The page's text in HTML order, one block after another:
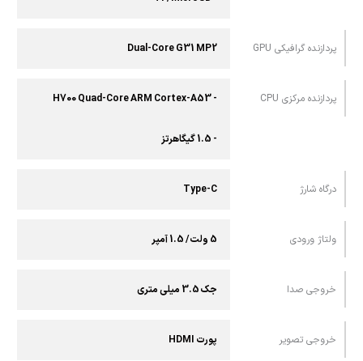
پردازنده گرافیکی GPU Dual-Core G31 MP2
پردازنده مرکزی CPU - H700 Quad-Core ARM Cortex-A53
- 1.5 گیگاهرتز
درگاه شارژ Type-C
ولتاژ ورودی 5 ولت/ 1.5 آمپر
خروجی صدا جک 3.5 میلی متری
خروجی تصویر پورت HDMI